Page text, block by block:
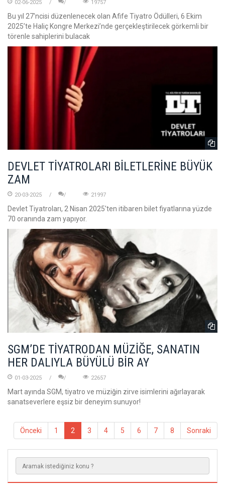
02-06-2025 19757
Bu yıl 27'ncisi düzenlenecek olan Afife Tiyatro Ödülleri, 6 Ekim
2025’te Haliç Kongre Merkezi’nde gerçekleştirilecek görkemli bir
törenle sahiplerini bulacak
DEVLET TİYATROLARI BİLETLERİNE BÜYÜK
ZAM
20-03-2025 21997
Devlet Tiyatroları, 2 Nisan 2025'ten itibaren bilet fiyatlarına yüzde
70 oranında zam yapıyor.
SGM’DE TİYATRODAN MÜZİĞE, SANATIN
HER DALIYLA BÜYÜLÜ BİR AY
01-03-2025 22657
Mart ayında SGM, tiyatro ve müziğin zirve isimlerini ağırlayarak
sanatseverlere eşsiz bir deneyim sunuyor!
Önceki 1 2 3 4 5 6 7 8 Sonraki